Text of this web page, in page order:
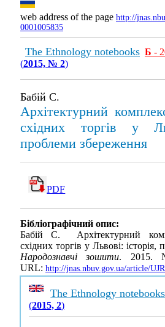
web address of the page http://
0001005835
The Ethnology notebooks Б -
(2015, № 2)
Бабій С.
Архітектурний
східних торгів у
проблеми збереження
PDF
Бібліографічний опис:
Бабій С. Архітектурний
східних торгів у Львові:
Народознавчі зошити. 2015.
URL: http://jnas.nbuv.gov.ua/article/
The Ethnology notebooks
(2015, 2)